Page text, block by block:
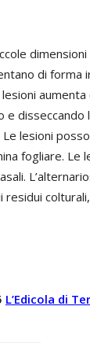
di forma
disseccando
lesioni
fogliare. Le
L’Edicola di